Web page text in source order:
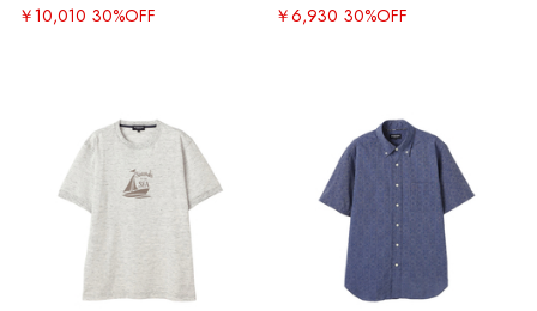
￥10,010 30%OFF ￥6,930 30%OFF